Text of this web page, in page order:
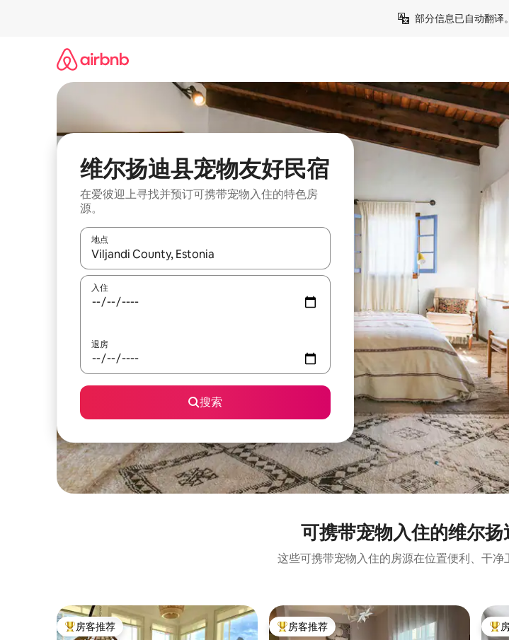
部分信息已自动翻译。
维尔扬迪县宠物友好民宿
在爱彼迎上寻找并预订可携带宠物入住的特色房
源。
地点
如有搜索结果，请使用上下方向键查看，或通过点击或滑动手势浏览。
入住
退房
搜索
可携带宠物入住的维尔
这些可携带宠物入住的房源在位置便利、干净
热门「房客推荐」
房客推荐 热门「房客推荐」
房客推荐 热